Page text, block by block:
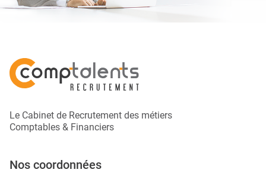
Le Cabinet de Recrutement des métiers
Comptables & Financiers
Nos coordonnées